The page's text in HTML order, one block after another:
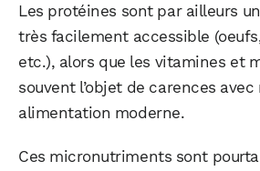
Les protéines sont par ailleurs
très facilement accessible
etc.), alors que les vitamines et
souvent l’objet de carences avec
alimentation moderne.
Ces micronutriments sont